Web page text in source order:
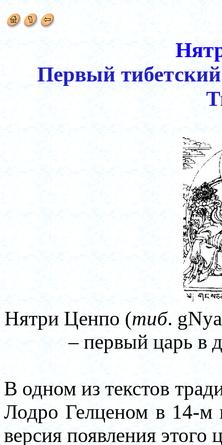
Первый
Нятри Ценпо (тиб.
– первый царь в
В одном из текстов
Лодро Гелценом в 14-м
версия появления этого